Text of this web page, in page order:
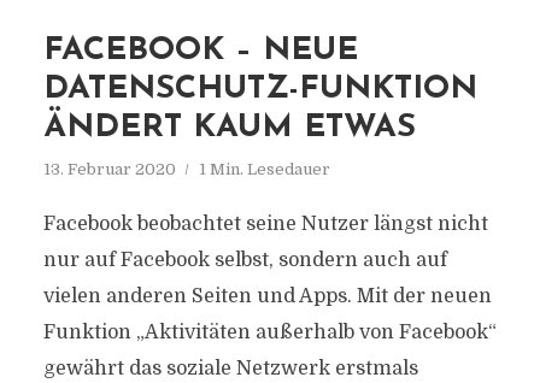
FACEBOOK – NEUE
DATENSCHUTZ-FUNKTION
ÄNDERT KAUM ETWAS
13. Februar 2020 1 Min. Lesedauer
Facebook beobachtet seine Nutzer längst nicht
nur auf Facebook selbst, sondern auch auf
vielen anderen Seiten und Apps. Mit der neuen
Funktion „Aktivitäten außerhalb von Facebook“
gewährt das soziale Netzwerk erstmals